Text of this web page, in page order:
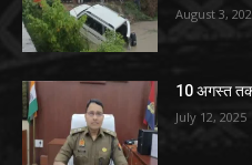
August 3,
10 अगस्त
July 12, 2025